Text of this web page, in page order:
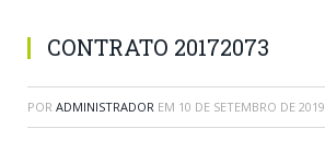
CONTRATO 20172073
POR ADMINISTRADOR EM 10 DE SETEMBRO DE 2019